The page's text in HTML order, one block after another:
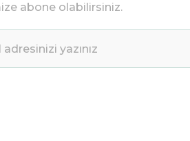
abone olabilirsiniz.